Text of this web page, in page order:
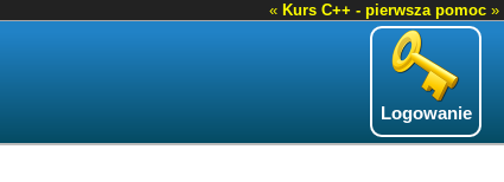
« Kurs C++ - pierwsza pomoc »
Logowanie